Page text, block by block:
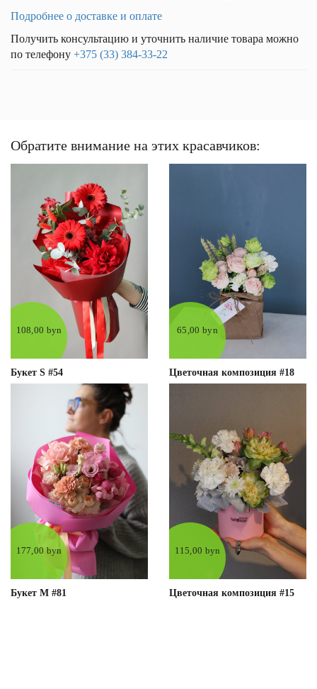
Подробнее о доставке и оплате
Получить консультацию и уточнить наличие товара можно
по телефону +375 (33) 384-33-22
Обратите внимание на этих красавчиков:
108,00 byn
Букет S #54
65,00 byn
Цветочная композиция #18
177,00 byn
Букет М #81
115,00 byn
Цветочная композиция #15